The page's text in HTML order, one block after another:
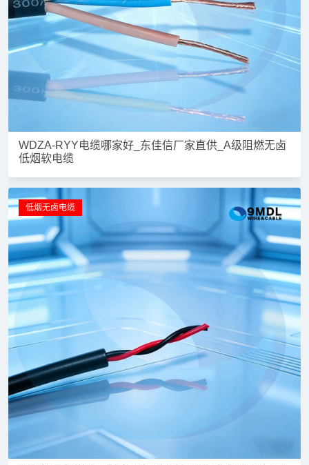
WDZA-RYY电缆哪家好_东佳信厂家直供_A级阻燃无卤
低烟软电缆
低烟无卤电缆